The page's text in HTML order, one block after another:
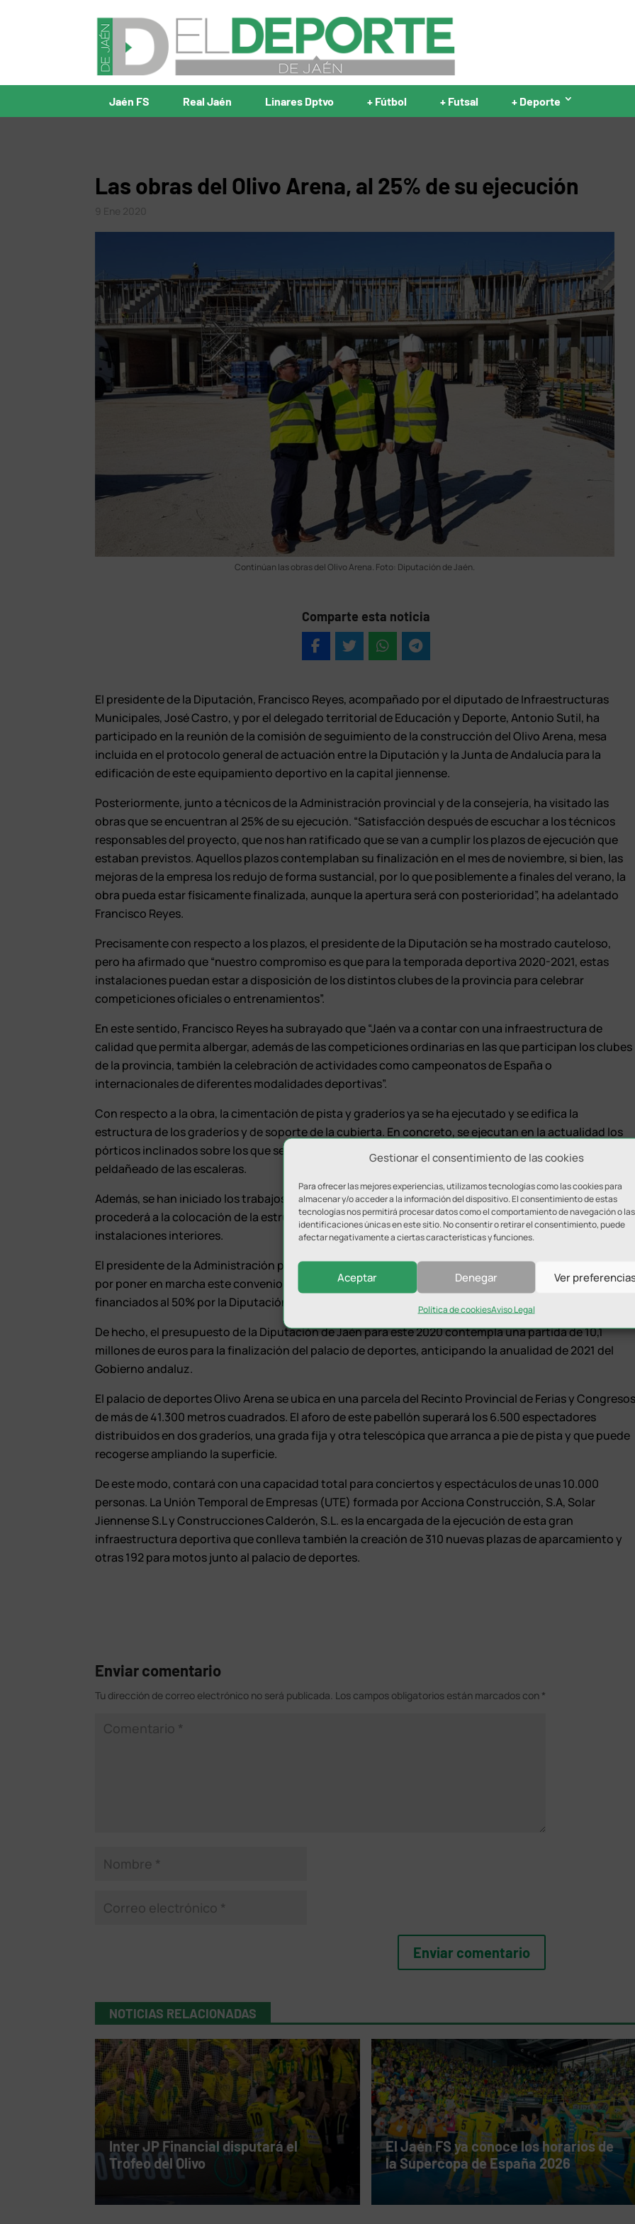
Gestionar el consentimiento de las cookies
Para ofrecer las mejores experiencias, utilizamos tecnologías como las cookies para
almacenar y/o acceder a la información del dispositivo. El consentimiento de estas
tecnologías nos permitirá procesar datos como el comportamiento de navegación o las
identificaciones únicas en este sitio. No consentir o retirar el consentimiento, puede
afectar negativamente a ciertas características y funciones.
Aceptar Denegar Ver
Política de cookiesAviso Legal
Jaén FS Real Jaén Linares Dptvo + Fútbol + Futsal + Deporte
Las obras del Olivo Arena, al 25% de su ejecución
Continúan las obras del Olivo Arena. Foto: Diputación de Jaén.
Comparte esta noticia
El presidente de la Diputación, Francisco Reyes, acompañado por el diputado de Infraestructuras
Municipales, José Castro, y por el delegado territorial de Educación y Deporte, Antonio Sutil, ha
participado en la reunión de la comisión de seguimiento de la construcción del Olivo Arena, mesa
incluida en el protocolo general de actuación entre la Diputación y la Junta de Andalucía para la
edificación de este equipamiento deportivo en la capital jiennense.
Posteriormente, junto a técnicos de la Administración provincial y de la consejería, ha visitado las
obras que se encuentran al 25% de su ejecución. “Satisfacción después de escuchar a los técnicos
responsables del proyecto, que nos han ratificado que se van a cumplir los plazos de ejecución que
estaban previstos. Aquellos plazos contemplaban su finalización en el mes de noviembre, si bien, las
mejoras de la empresa los redujo de forma sustancial, por lo que posiblemente a finales del verano, la
obra pueda estar físicamente finalizada, aunque la apertura será con posterioridad”, ha adelantado
Francisco Reyes.
Precisamente con respecto a los plazos, el presidente de la Diputación se ha mostrado cauteloso,
pero ha afirmado que “nuestro compromiso es que para la temporada deportiva 2020-2021, estas
instalaciones puedan estar a disposición de los distintos clubes de la provincia para celebrar
competiciones oficiales o entrenamientos”.
En este sentido, Francisco Reyes ha subrayado que “Jaén va a contar con una infraestructura de
calidad que permita albergar, además de las competiciones ordinarias en las que participan los clubes
de la provincia, también la celebración de actividades como campeonatos de España o
internacionales de diferentes modalidades deportivas”.
Con respecto a la obra, la cimentación de pista y graderíos ya se ha ejecutado y se edifica la
estructura de los graderíos y de soporte de la cubierta. En concreto, se ejecutan en la actualidad los
pórticos inclinados sobre los que se colocarán las gradas prefabricadas, así como las losas y
peldañeado de las escaleras.
Además, se han iniciado los trabajos de tabiquería interior de la planta -1. Cuando finalice esta fase se
procederá a la colocación de la estructura de la cubierta y el cerramiento externo, así como las
instalaciones interiores.
El presidente de la Administración provincial ha reiterado “el agradecimiento a la Junta de Andalucía
por poner en marcha este convenio que permite una inversión que supera los 20,5 millones de euros,
financiados al 50% por la Diputación Provincial y la Junta de Andalucía”.
De hecho, el presupuesto de la Diputación de Jaén para este 2020 contempla una partida de 10,1
millones de euros para la finalización del palacio de deportes, anticipando la anualidad de 2021 del
Gobierno andaluz.
El palacio de deportes Olivo Arena se ubica en una parcela del Recinto Provincial de Ferias y
de más de 41.300 metros cuadrados. El aforo de este pabellón superará los 6.500 espectadores
distribuidos en dos graderíos, una grada fija y otra telescópica que arranca a pie de pista y que puede
recogerse ampliando la superficie.
De este modo, contará con una capacidad total para conciertos y espectáculos de unas 10.000
personas. La Unión Temporal de Empresas (UTE) formada por Acciona Construcción, S.A, Solar
Jiennense S.L y Construcciones Calderón, S.L. es la encargada de la ejecución de esta gran
infraestructura deportiva que conlleva también la creación de 310 nuevas plazas de aparcamiento y
otras 192 para motos junto al palacio de deportes.
Enviar comentario
Tu dirección de correo electrónico no será publicada. Los campos obligatorios están marcados con *
NOTICIAS RELACIONADAS
Inter JP Financial disputará el
Trofeo del Olivo
El Jaén FS ya conoce los horarios de
la Supercopa de España 2026